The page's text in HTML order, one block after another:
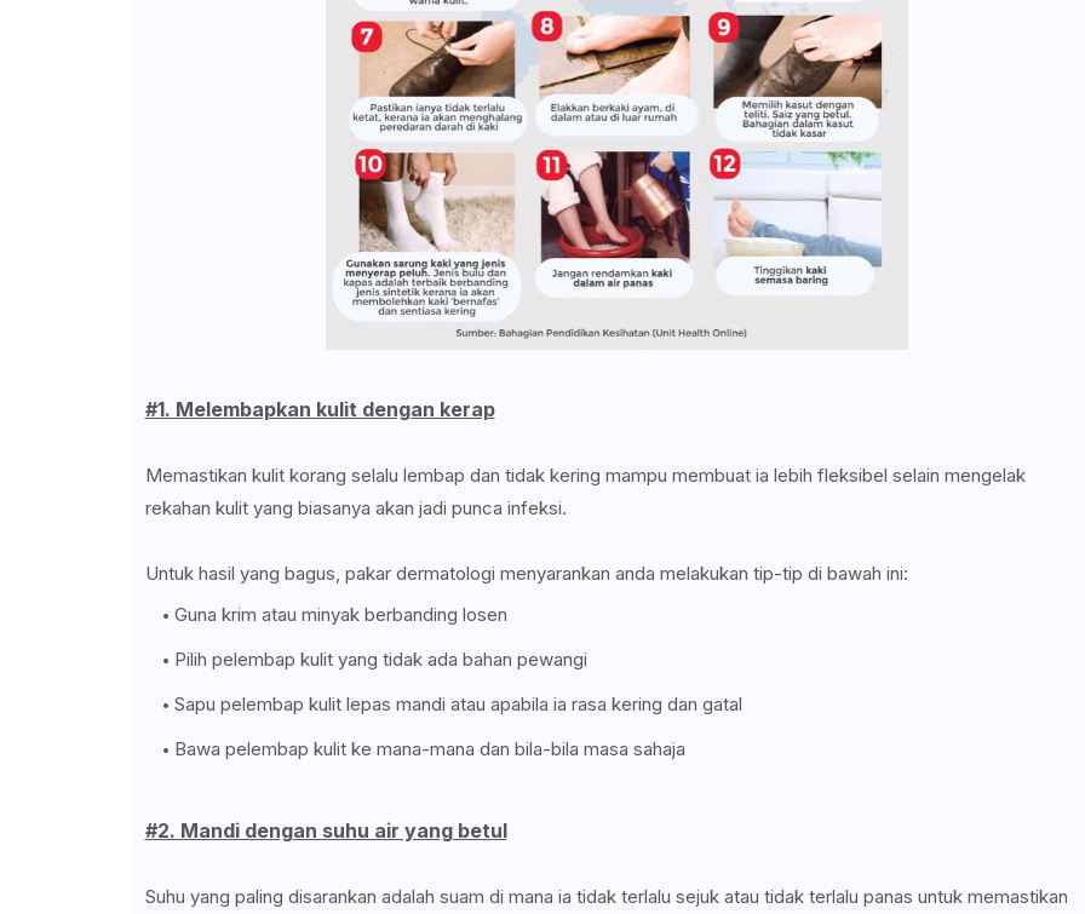
#1. Melembapkan kulit dengan kerap
Memastikan kulit korang selalu lembap dan tidak kering mampu membuat ia lebih fleksibel selain mengelak
rekahan kulit yang biasanya akan jadi punca infeksi.
Untuk hasil yang bagus, pakar dermatologi menyarankan anda melakukan tip-tip di bawah ini:
Guna krim atau minyak berbanding losen
Pilih pelembap kulit yang tidak ada bahan pewangi
Sapu pelembap kulit lepas mandi atau apabila ia rasa kering dan gatal
Bawa pelembap kulit ke mana-mana dan bila-bila masa sahaja
#2. Mandi dengan suhu air yang betul
Suhu yang paling disarankan adalah suam di mana ia tidak terlalu sejuk atau tidak terlalu panas untuk memastikan